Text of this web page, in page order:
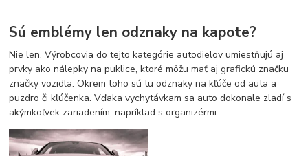
Sú emblémy len odznaky na kapote?
Nie len. Výrobcovia do tejto kategórie autodielov umiestňujú aj
prvky ako nálepky na puklice, ktoré môžu mať aj grafickú značku
značky vozidla. Okrem toho sú tu odznaky na kľúče od auta a
puzdro či kľúčenka. Vďaka vychytávkam sa auto dokonale zladí s
akýmkoľvek zariadením, napríklad s organizérmi .